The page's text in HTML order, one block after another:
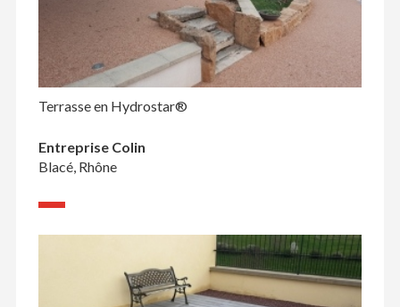
Terrasse en Hydrostar®
Entreprise Colin
Blacé, Rhône